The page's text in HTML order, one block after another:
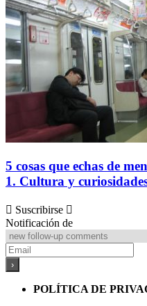
5 cosas que echas de
1. Cultura y
Suscribirse
Notificación de
POLÍTICA DE